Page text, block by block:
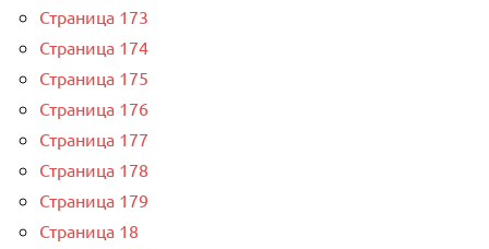
Страница 173
Страница 174
Страница 175
Страница 176
Страница 177
Страница 178
Страница 179
Страница 18